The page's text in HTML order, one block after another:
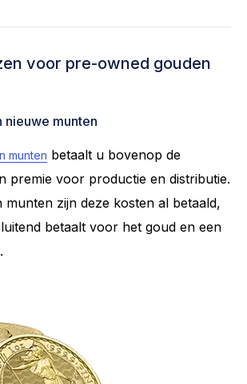
voor pre-owned gouden
munten
munten betaalt u bovenop de
premie voor productie en distributie.
munten zijn deze kosten al betaald,
betaalt voor het goud en een